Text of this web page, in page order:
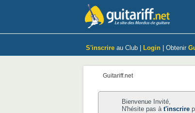
S'inscrire au Club | Login | Obtenir
Guitariff.net
Bienvenue Invité,
N'hésite pas à t'inscrire